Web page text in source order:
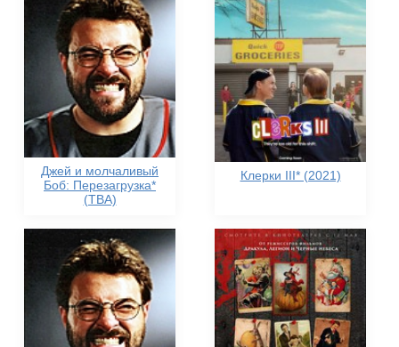
Джей и молчаливый
Боб: Перезагрузка*
(TBA)
Клерки III* (2021)